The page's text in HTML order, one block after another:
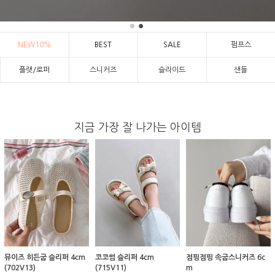
NEW10% BEST SALE 펌프스
플랫/로퍼 스니커즈 슬라이드 샌들
지금 가장 잘 나가는 아이템
뮤이즈 히든굽 슬리퍼 4cm
(702V13)
코코썸 슬리퍼 4cm
(715V11)
점핑점핑 속굽스니커즈 6c
m